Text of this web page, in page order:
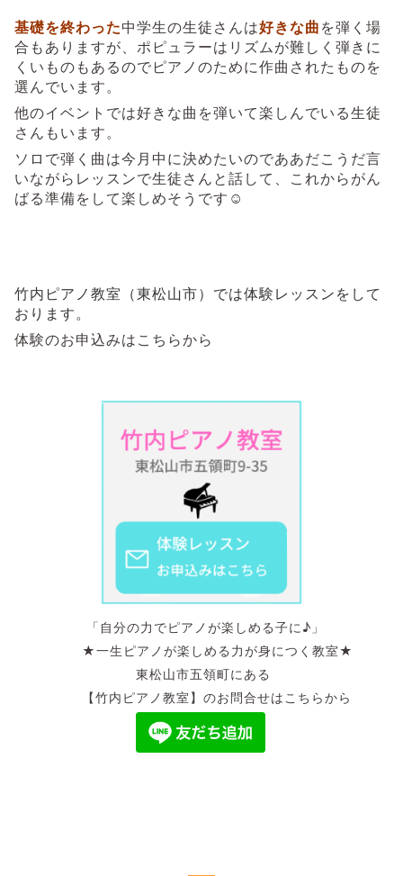
基礎を終わった中学生の生徒さんは好きな曲 を弾く場
合もありますが、ポピュラーはリズムが難しく弾きに
くいものもあるのでピアノのために作曲されたものを
選んでいます。
他のイベントでは好きな曲を弾いて楽しんでいる生徒
さんもいます。
ソロで弾く曲は今月中に決めたいのでああだこうだ言
いながらレッスンで生徒さんと話して、これからがん
ばる準備をして楽しめそうです☺
竹内ピアノ教室（東松山市）では体験レッスンをして
おります。
体験のお申込みはこちらから
「自分の力でピアノが楽しめる子に♪」
★一生ピアノが楽しめる力が身につく教室★
東松山市五領町にある
【竹内ピアノ教室】のお問合せはこちらから